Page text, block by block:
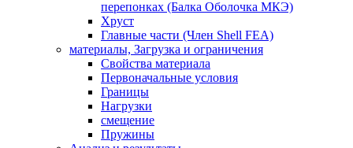
перепонках (Балка Оболочка МКЭ)
Хруст
Главные части (Член Shell FEA)
материалы, Загрузка и ограничения
Свойства материала
Первоначальные условия
Границы
Нагрузки
смещение
Пружины